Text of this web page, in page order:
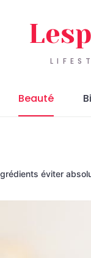
Beauté
éviter